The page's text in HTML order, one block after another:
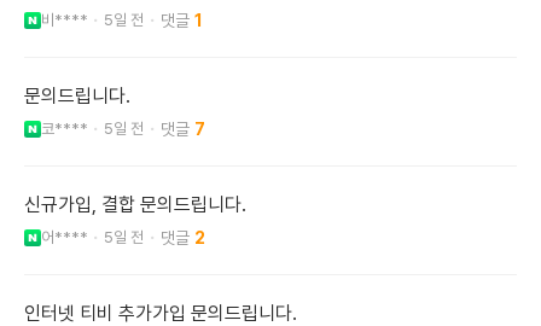
비**** 5일 전 1
문의드립니다.
코**** 5일 전 7
신규가입, 결합 문의드립니다.
어**** 5일 전 2
인터넷 티비 추가가입 문의드립니다.